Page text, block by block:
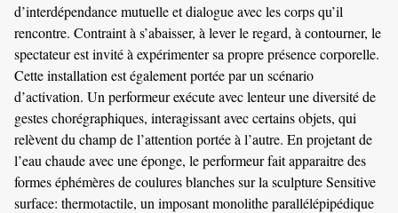
d’interdépendance mutuelle et dialogue avec les corps qu’il
rencontre. Contraint à s’abaisser, à lever le regard, à contourner, le
spectateur est invité à expérimenter sa propre présence corporelle.
Cette installation est également portée par un scénario
d’activation. Un performeur exécute avec lenteur une diversité de
gestes chorégraphiques, interagissant avec certains objets, qui
relèvent du champ de l’attention portée à l’autre. En projetant de
l’eau chaude avec une éponge, le performeur fait apparaitre des
formes éphémères de coulures blanches sur la sculpture Sensitive
surface: thermotactile, un imposant monolithe parallélépipédique